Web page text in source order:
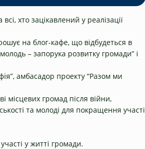
хто зацікавлений у реалізації
на блог-кафе, що відбудеться в
– запорука розвитку громади” і
амбасадор проекту “Разом ми
місцевих громад після війни,
та молоді для покращення участі
у житті громади.